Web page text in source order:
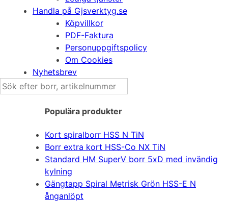
Handla på Gjsverktyg.se
Köpvillkor
PDF-Faktura
Personuppgiftspolicy
Om Cookies
Nyhetsbrev
Sök
efter:
Populära produkter
Kort spiralborr HSS N TiN
Borr extra kort HSS-Co NX TiN
Standard HM SuperV borr 5xD med invändig
kylning
Gängtapp Spiral Metrisk Grön HSS-E N
ånganlöpt